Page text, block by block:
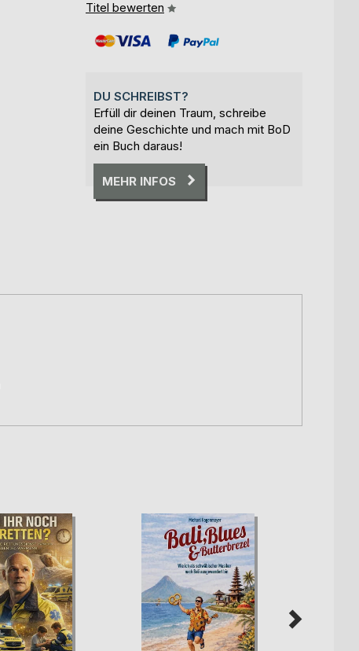
Titel bewerten
DU SCHREIBST?
Erfüll dir deinen Traum, schreibe
deine Geschichte und mach mit BoD
ein Buch daraus!
MEHR INFOS